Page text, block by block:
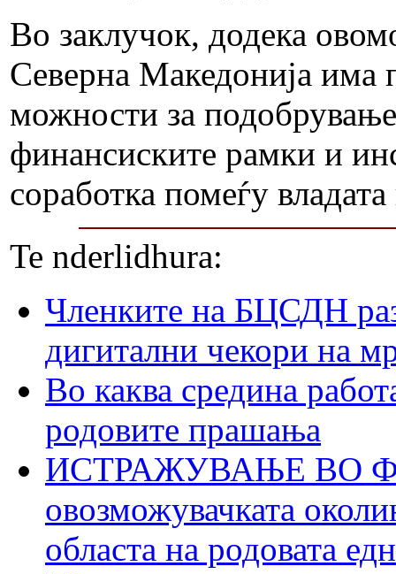
Во заклучок, додека
Северна Македонија има
можности за
финансиските рамки и
соработка помеѓу
Te nderlidhura:
Членките на БЦСДН
дигитални чекори на
Во каква средина
родовите прашања
ИСТРАЖУВАЊЕ ВО
овозможувачката
областа на родовата